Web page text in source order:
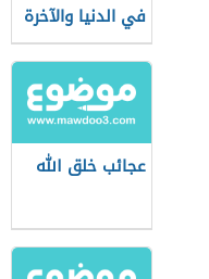
في الدنيا والآخرة
عجائب خلق الله